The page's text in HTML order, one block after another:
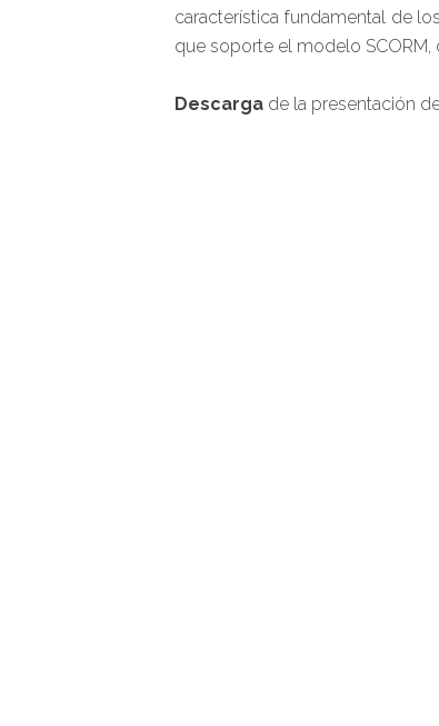
característica fundamental de
que soporte el modelo
Descarga de la presentación